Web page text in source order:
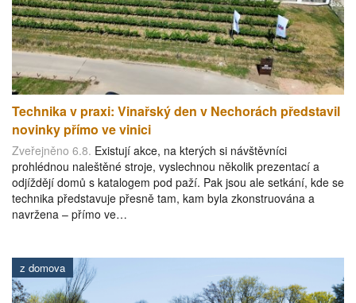
Technika v praxi: Vinařský den v Nechorách představil
novinky přímo ve vinici
Zveřejněno 6.8. Existují akce, na kterých si návštěvníci
prohlédnou naleštěné stroje, vyslechnou několik prezentací a
odjíždějí domů s katalogem pod paží. Pak jsou ale setkání, kde se
technika představuje přesně tam, kam byla zkonstruována a
navržena – přímo ve…
z domova